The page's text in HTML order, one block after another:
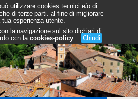
utilizzare cookies tecnici e/o di
di terze parti, al fine di migliorare
tua esperienza utente.
la navigazione sul sito dichiari di
con la cookies-policy. Chiudi